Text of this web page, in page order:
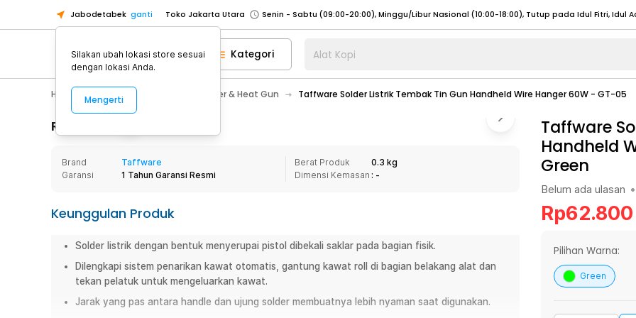
Jabodetabek ganti Toko Jakarta Utara
Toko Tangerang
Toko Cikupa
Pick n Go Jakarta Barat
Senin - Jumat (07:00 - 20:00), Sabtu - Minggu (08:00 - 20:00), Tutup pada Idul Fitri
Pick n Go Bekasi
Senin - Jumat (08:00 - 20:00), Sabtu - Minggu/ Libur Nasional (08:00 - 17:00) Selengkapnya
Senin - Jumat (08:00 - 20:00), Sabtu - Minggu/ Libur Nasional (08:00 - 17:00) Selengkapnya
Senin - Sabtu (09:00-20:00), Minggu/Libur Nasional (12:00-20:00), Tutup pada Idul Fitri
Senin - Sabtu (09:00-20:00), Minggu/Libur Nasional (12:00-20:00), Tutup pada Idul Fitri
Toko Tangerang
Pick n Go Jakarta Barat
Senin - Jumat (07:00 - 20:00), Sabtu - Minggu (08:00 - 20:00), Tutup pada Idul Fitri
Pick n Go Bekasi
Senin - Jumat (08:00 - 20:00), Sabtu - Minggu/ Libur Nasional (08:00 - 17:00) Selengkapnya
Kategori Alat Kopi
Home Appliance Solder & Heat Gun Taffware Solder Listrik Tembak Tin Gun Handheld Wire Hanger 60W - GT-05
Rincian Produk
Brand
Taffware
Garansi
1 Tahun Garansi Resmi
Berat Produk
0.3 kg
Dimensi Kemasan : -
Keunggulan Produk
Solder listrik dengan bentuk menyerupai pistol dibekali saklar pada bagian fisik.
Dilengkapi sistem penarikan kawat otomatis, gantung kawat roll di bagian belakang alat dan
tekan pelatuk untuk mengeluarkan kawat.
Jarak yang pas antara handle dan ujung solder membuatnya lebih nyaman saat digunakan.
Taffware
Handheld
Green
Belum ada ulasan •
Rp62.800
Pilihan Warna:
Green
Silakan ubah lokasi store sesuai
dengan lokasi Anda.
Mengerti